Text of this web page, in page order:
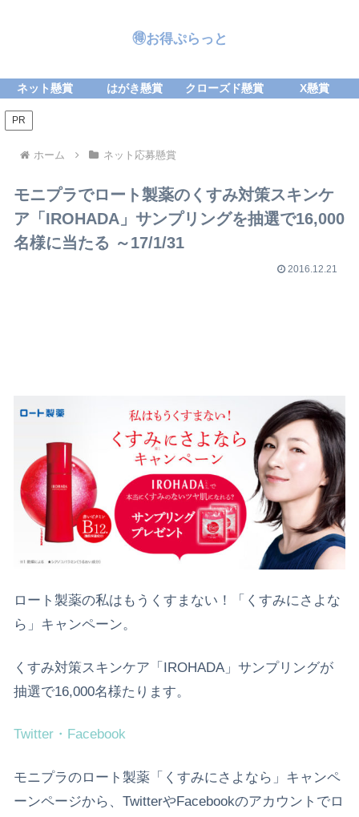
🉐お得ぷらっと
ネット懸賞 はがき懸賞 クローズド懸賞 X懸賞
PR
ホーム ネット応募懸賞
モニプラでロート製薬のくすみ対策スキンケ
ア「IROHADA」サンプリングを抽選で16,000
名様に当たる ～17/1/31
2016.12.21
ロート製薬の私はもうくすまない！「くすみにさよな
ら」キャンペーン。
くすみ対策スキンケア「IROHADA」サンプリングが
抽選で16,000名様たります。
Twitter・Facebook
モニプラのロート製薬「くすみにさよなら」キャンペ
ーンページから、TwitterやFacebookのアカウントでロ